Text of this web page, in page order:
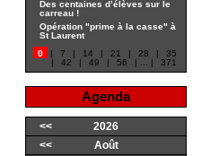
Des centaines d’élèves sur le
carreau !
Opération "prime à la casse" à
St Laurent
0
| 7 | 14 | 21 | 28 |
35
|
42 | 49 | 56 | | 371
Agenda
<<
2026
<<
Août